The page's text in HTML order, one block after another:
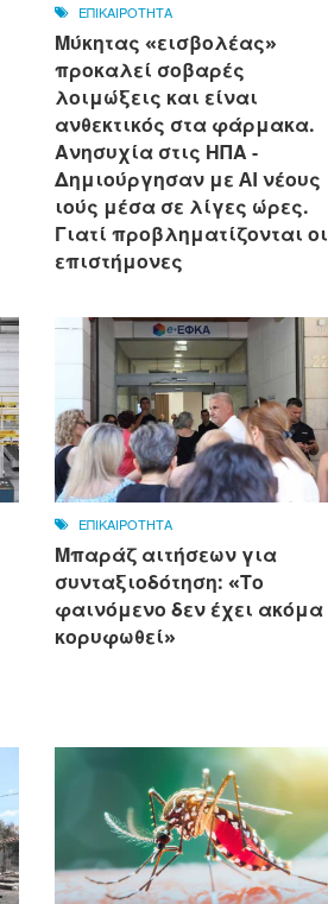
ΕΠΙΚΑΙΡΟΤΗΤΑ
Μύκητας «εισβολέας»
προκαλεί σοβαρές
λοιμώξεις και είναι
ανθεκτικός στα φάρμακα.
Ανησυχία στις ΗΠΑ -
Δημιούργησαν με AI νέους
ιούς μέσα σε λίγες ώρες.
Γιατί προβληματίζονται οι
επιστήμονες
ΕΠΙΚΑΙΡΟΤΗΤΑ
Μπαράζ αιτήσεων για
συνταξιοδότηση: «Το
φαινόμενο δεν έχει ακόμα
κορυφωθεί»